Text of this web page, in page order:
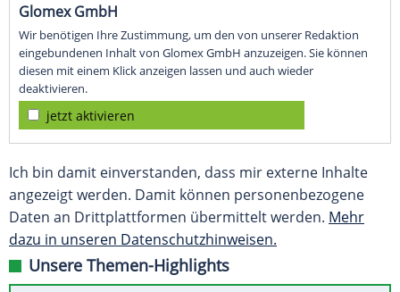
Glomex GmbH
Wir benötigen Ihre Zustimmung, um den von unserer Redaktion
eingebundenen Inhalt von Glomex GmbH anzuzeigen. Sie können
diesen mit einem Klick anzeigen lassen und auch wieder
deaktivieren.
jetzt aktivieren
Ich bin damit einverstanden, dass mir externe Inhalte
angezeigt werden. Damit können personenbezogene
Daten an Drittplattformen übermittelt werden. Mehr
dazu in unseren Datenschutzhinweisen.
Unsere Themen-Highlights